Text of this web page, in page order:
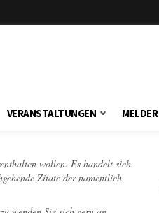
VERANSTALTUNGEN MELDER
wollen. Es handelt sich
Zitate der namentlich